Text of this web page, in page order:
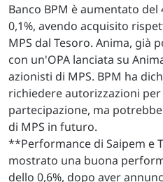
Banco BPM è aumentato
0,1%, avendo acquisito
MPS dal Tesoro. Anima, già
con un'OPA lanciata su
azionisti di MPS. BPM ha
richiedere autorizzazioni per
partecipazione, ma
di MPS in futuro.
**Performance di Saipem e
mostrato una buona
dello 0,6%, dopo aver